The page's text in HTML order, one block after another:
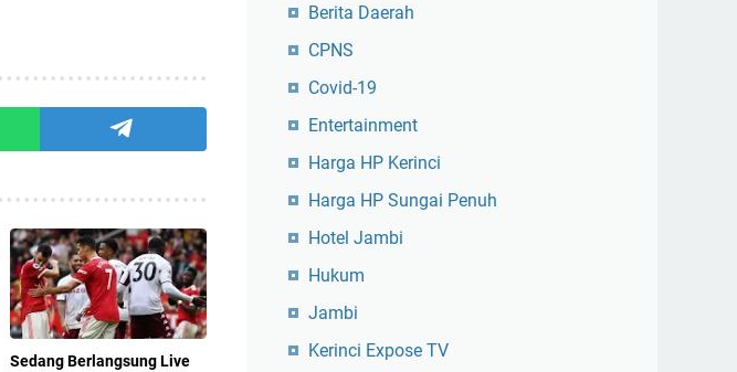
Sedang Berlangsung Live
Berita Daerah
CPNS
Covid-19
Entertainment
Harga HP Kerinci
Harga HP Sungai Penuh
Hotel Jambi
Hukum
Jambi
Kerinci Expose TV